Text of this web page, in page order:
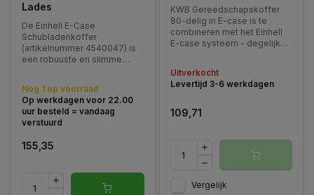
Lades
De Einhell E-Case
Schubladenkoffer
(artikelnummer 4540047) is
een robuuste en slimme
Nog 1 op voorraad
Op werkdagen voor 22.00
uur besteld = vandaag
verstuurd
155,35
KWB Gereedschapskoffer
80-delig in E-case is te
combineren met het Einhell
E-case systeem - degelijke
gereedschappen voor
dagelijks dagelijks gebruik
Uitverkocht
Levertijd 3-6 werkdagen
109,71
Vergelijk